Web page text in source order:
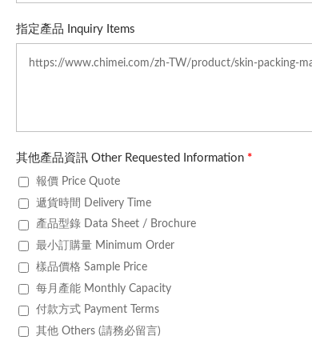
指定產品 Inquiry Items
其他產品資訊 Other Requested Information *
報價 Price Quote
遞貨時間 Delivery Time
產品型錄 Data Sheet / Brochure
最小訂購量 Minimum Order
樣品價格 Sample Price
每月產能 Monthly Capacity
付款方式 Payment Terms
其他 Others (請務必留言)